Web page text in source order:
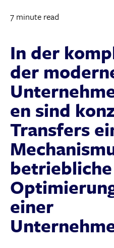
7 minute read
In der
der
en sind
Transfers
betriebliche
einer